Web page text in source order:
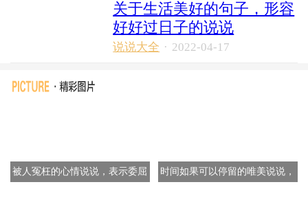
关于生活美好的句子，形容
好好过日子的说说
说说大全 · 2022-04-17
被人冤枉的心情说说，表示委屈
时间如果可以停留的唯美说说，